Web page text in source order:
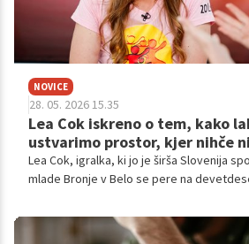
NOVICE
28. 05. 2026 15.35
Lea Cok iskreno o tem, kako
ustvarimo prostor, kjer nihče
Lea Cok, igralka, ki jo je širša Slovenija
mlade Bronje v Belo se pere na
predana prostovoljstvu. Je
mano, ki trenutno poteka na